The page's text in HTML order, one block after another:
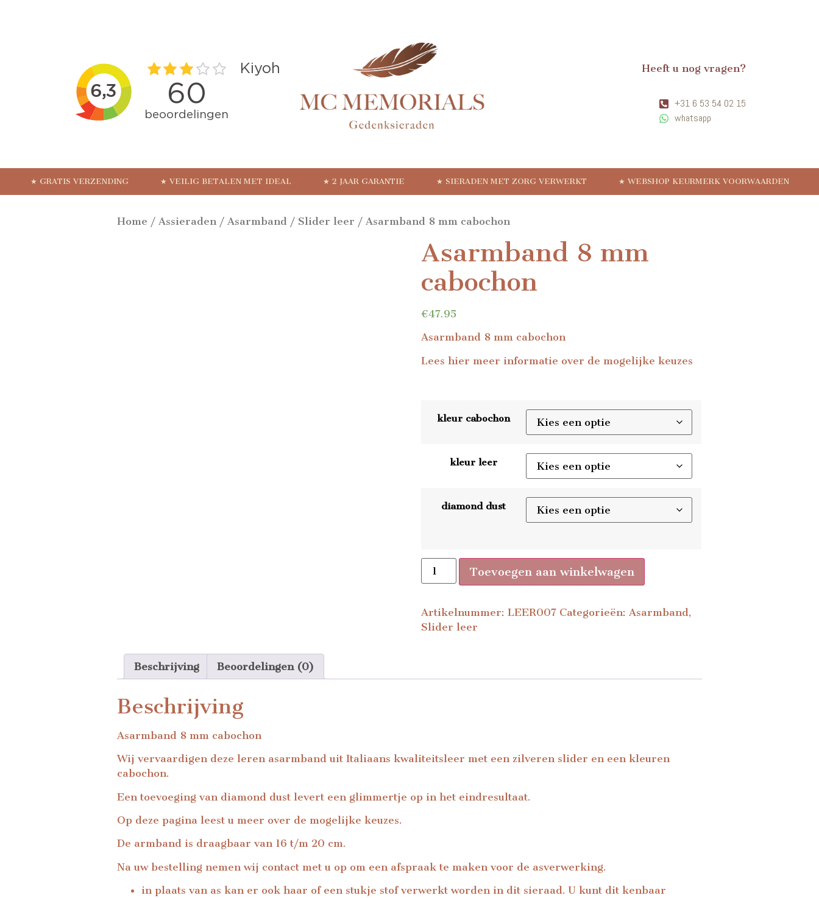
Heeft u nog vragen?
+31 6 53 54 02 15
whatsapp
★ GRATIS VERZENDING ★ VEILIG BETALEN MET IDEAL ★ 2 JAAR GARANTIE ★ SIERADEN MET ZORG VERWERKT ★ WEBSHOP KEURMERK VOORWAARDEN
Home / Assieraden/ Asarmband / Slider leer / Asarmband 8 mm cabochon
Asarmband 8 mm
cabochon
€47.95
Asarmband 8 mm cabochon
Lees hier meer informatie over de mogelijke keuzes
kleur cabochon
kleur leer
diamond dust
Toevoegen aan winkelwagen
Artikelnummer:LEER007 Categorieën: Asarmband,
Slider leer
Beschrijving Beoordelingen (0)
Beschrijving
Asarmband 8 mm cabochon
Wij vervaardigen deze leren asarmband uit Italiaans kwaliteitsleer met een zilveren slider en een kleuren
cabochon.
Een toevoeging van diamond dust levert een glimmertje op in het eindresultaat.
Op deze pagina leest u meer over de mogelijke keuzes.
De armband is draagbaar van 16 t/m 20 cm.
Na uw bestelling nemen wij contact met u op om een afspraak te maken voor de asverwerking.
in plaats van as kan er ook haar of een stukje stof verwerkt worden in dit sieraad. U kunt dit kenbaar